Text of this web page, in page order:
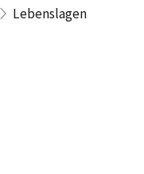
Lebenslagen